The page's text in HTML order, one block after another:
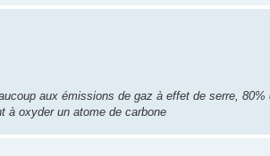
aux émissions de gaz à effet de serre,
à oxyder un atome de carbone